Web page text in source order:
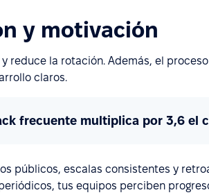
y motivación
reduce la rotación. Además, el
claros.
frecuente multiplica por 3,6 el
públicos, escalas consistentes y
tus equipos perciben